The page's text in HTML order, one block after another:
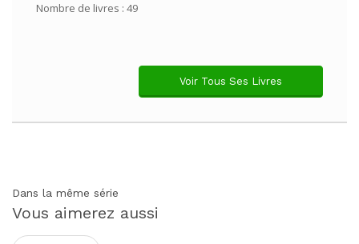
Nombre de livres : 49
Voir Tous Ses Livres
Dans la même série
Vous aimerez aussi